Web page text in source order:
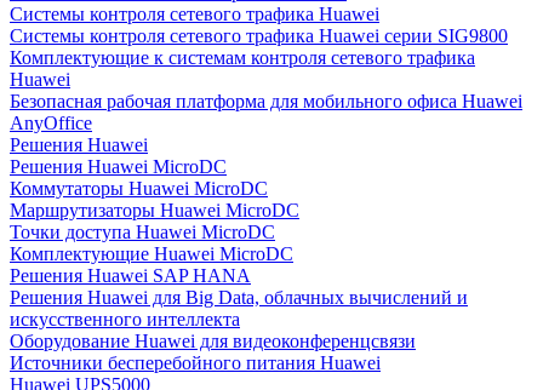
Системы контроля сетевого трафика Huawei
Системы контроля сетевого трафика Huawei серии SIG9800
Комплектующие к системам контроля сетевого трафика
Huawei
Безопасная рабочая платформа для мобильного офиса Huawei
AnyOffice
Решения Huawei
Решения Huawei MicroDC
Коммутаторы Huawei MicroDC
Маршрутизаторы Huawei MicroDC
Точки доступа Huawei MicroDC
Комплектующие Huawei MicroDC
Решения Huawei SAP HANA
Решения Huawei для Big Data, облачных вычислений и
искусственного интеллекта
Оборудование Huawei для видеоконференцсвязи
Источники бесперебойного питания Huawei
Huawei UPS5000